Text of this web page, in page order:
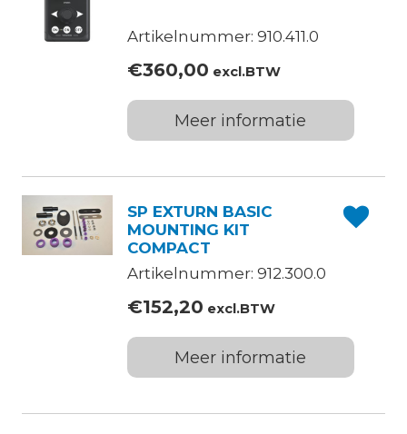
Artikelnummer: 910.411.0
€360,00 excl.BTW
Meer informatie
SP EXTURN BASIC
MOUNTING KIT
COMPACT
Artikelnummer: 912.300.0
€152,20 excl.BTW
Meer informatie